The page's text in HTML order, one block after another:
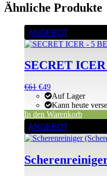
Ähnliche Produkte
ANGEBOT
SECRET
Ursprünglicher
Preis
war:
€61
€61Aktueller
Preis
ist:
€61.
€49
Auf Lager
Kann heute
In den Warenkorb
ANGEBOT